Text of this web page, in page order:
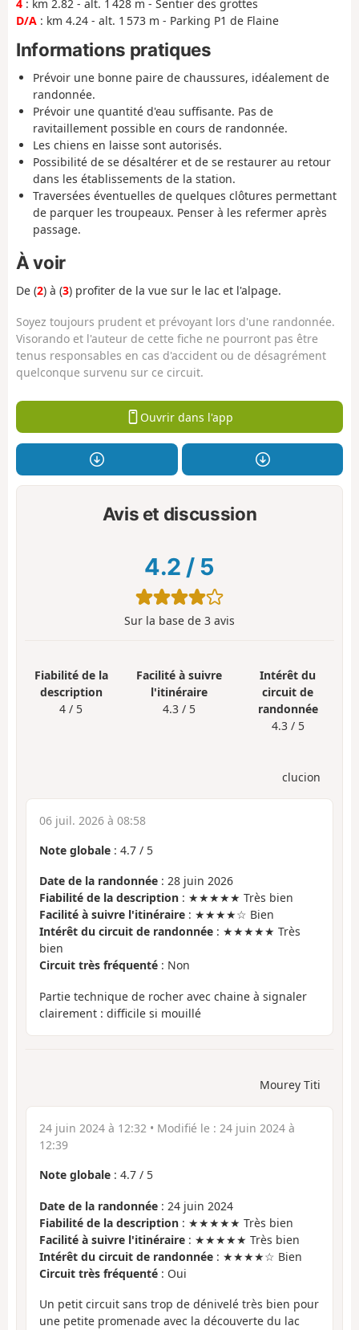
4 : km 2.82 - alt. 1 428 m - Sentier des grottes
D/A : km 4.24 - alt. 1 573 m - Parking P1 de Flaine
Informations pratiques
Prévoir une bonne paire de chaussures, idéalement de
randonnée.
Prévoir une quantité d'eau suffisante. Pas de
ravitaillement possible en cours de randonnée.
Les chiens en laisse sont autorisés.
Possibilité de se désaltérer et de se restaurer au retour
dans les établissements de la station.
Traversées éventuelles de quelques clôtures permettant
de parquer les troupeaux. Penser à les refermer après
passage.
À voir
De (2) à (3) profiter de la vue sur le lac et l'alpage.
Soyez toujours prudent et prévoyant lors d'une randonnée.
Visorando et l'auteur de cette fiche ne pourront pas être
tenus responsables en cas d'accident ou de désagrément
quelconque survenu sur ce circuit.
Ouvrir dans l'app
Avis et discussion
4.2 / 5
Sur la base de 3 avis
Fiabilité de la
description
4 / 5
Facilité à suivre
l'itinéraire
4.3 / 5
Intérêt du
circuit de
randonnée
4.3 / 5
clucion
06 juil. 2026 à 08:58
Note globale : 4.7 / 5
Date de la randonnée : 28 juin 2026
Fiabilité de la description : ★★★★★ Très bien
Facilité à suivre l'itinéraire : ★★★★☆ Bien
Intérêt du circuit de randonnée : ★★★★★ Très
bien
Circuit très fréquenté : Non
Partie technique de rocher avec chaine à signaler
clairement : difficile si mouillé
Mourey Titi
24 juin 2024 à 12:32 • Modifié le : 24 juin 2024 à
12:39
Note globale : 4.7 / 5
Date de la randonnée : 24 juin 2024
Fiabilité de la description : ★★★★★ Très bien
Facilité à suivre l'itinéraire : ★★★★★ Très bien
Intérêt du circuit de randonnée : ★★★★☆ Bien
Circuit très fréquenté : Oui
Un petit circuit sans trop de dénivelé très bien pour
une petite promenade avec la découverte du lac